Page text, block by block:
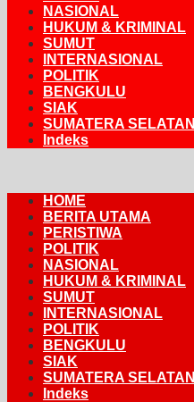
NASIONAL
HUKUM & KRIMINAL
SUMUT
INTERNASIONAL
POLITIK
BENGKULU
SIAK
SUMATERA SELATAN
Indeks
HOME
BERITA UTAMA
PERISTIWA
POLITIK
NASIONAL
HUKUM & KRIMINAL
SUMUT
INTERNASIONAL
POLITIK
BENGKULU
SIAK
SUMATERA SELATAN
Indeks